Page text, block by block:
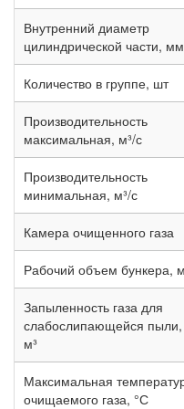
Внутренний диаметр
цилиндрической части, мм
Количество в группе, шт
Производительность
максимальная, м³/с
Производительность
минимальная, м³/с
Камера очищенного газа
Рабочий объем бункера,
Запыленность газа для
слабослипающейся пыли,
м³
Максимальная
очищаемого газа, °С